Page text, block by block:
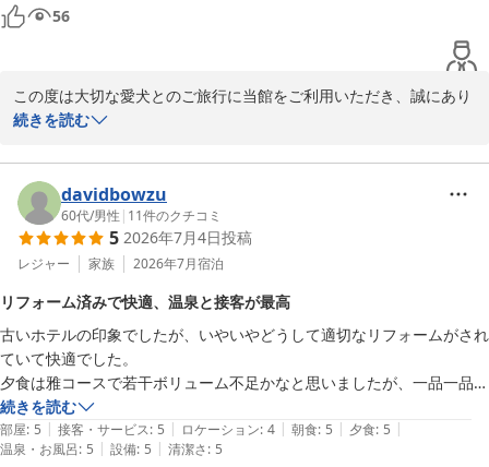
2026-07-25
56
この度は大切な愛犬とのご旅行に当館をご利用いただき、誠にあり
がとうございました。
ドッグコテージのテラスからの景色や、那須ならではの自然をご満
喫いただけたとのこと、大変嬉しく拝読いたしました。
一方で、愛犬はレストランやホテル棟内へご同伴いただけないた
め、お食事や温泉をご利用の際にお留守番となってしまう点につき
がとうございます。
そのような中でも、スタッフの対応につきまして「サービスが素晴
らしかった」とのお言葉を頂戴し、食事会場や縁日イベントのスタ
ッフへの温かいお褒めのお言葉までいただきましたこと、心より感
謝申し上げます。スタッフ一同に共有し、今後の励みとさせていた
だきます。
続きを読む
davidbowzu
60代/男性 | 11件のクチコミ
5 2026年7月4日投稿
レジャー 家族 2026年7月宿泊
リフォーム済みで快適、温泉と接客が最高
古いホテルの印象でしたが、いやいやどうして適切なリフォームがされ
ていて快適でした。
夕食は雅コースで若干ボリューム不足かなと思いましたが、一品一品と
ても美味しかったです。
温泉は那須の硫黄白濁の湯とても気持ち良かったぁ～
何より此処はスタッフさん（フロント·レストラン等）の対応が良いで
続きを読む
部屋: 5 | 接客・サービス: 5 | ロケーション: 4 | 朝食: 5 | 夕食: 5 |
温泉・お風呂: 5 | 設備: 5 | 清潔さ: 5